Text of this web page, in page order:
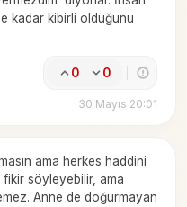
kadar kibirli olduğunu
0 0
30 Mayıs 20:01
ama herkes haddini
fikir söyleyebilir, ama
Anne de doğurmayan